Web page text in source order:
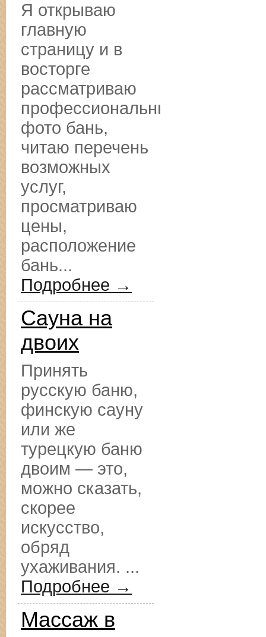
Я открываю
главную
страницу и в
восторге
рассматриваю
профессиональные
фото бань,
читаю перечень
возможных
услуг,
просматриваю
цены,
расположение
бань...
Подробнее →
Сауна на
двоих
Принять
русскую баню,
финскую сауну
или же
турецкую баню
двоим — это,
можно сказать,
скорее
искусство,
обряд
ухаживания. ...
Подробнее →
Массаж в